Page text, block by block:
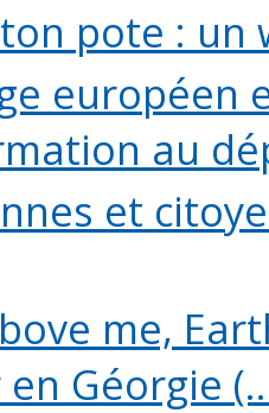
pote : un
européen
au
et
me,
Géorgie